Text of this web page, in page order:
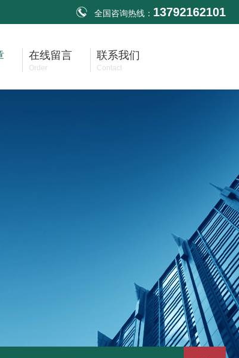
全国咨询热线： 13792162101
在线留言
Order
联系我们
Contact